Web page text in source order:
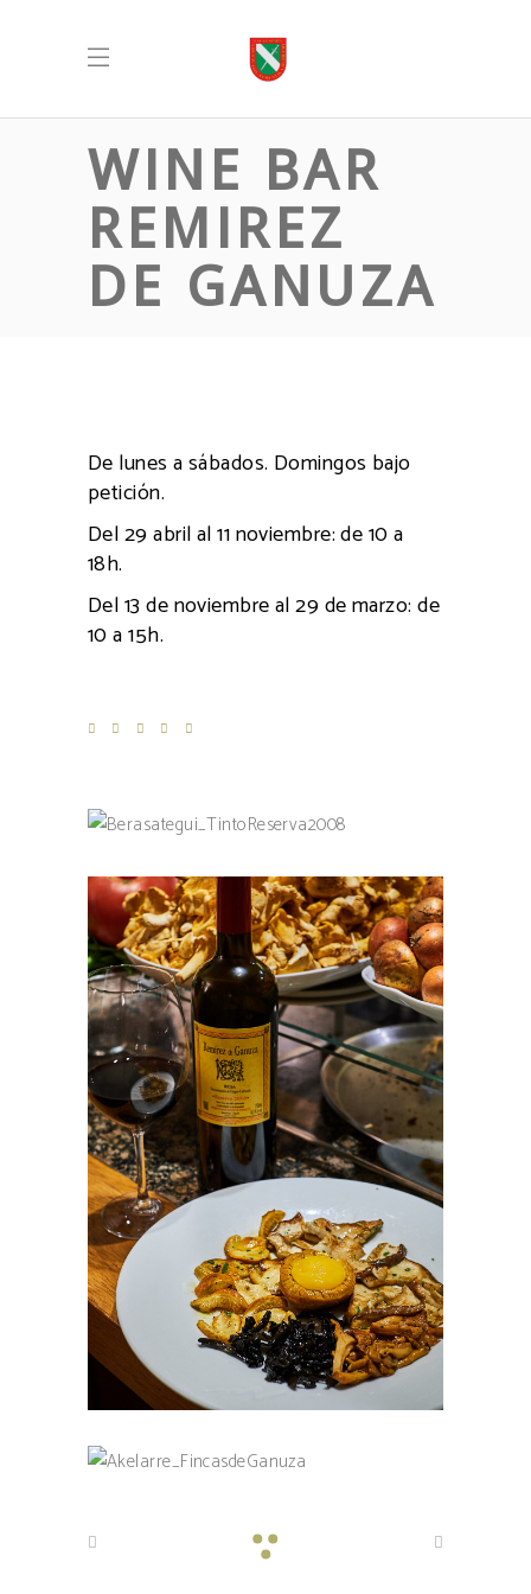
WINE BAR
REMIREZ
DE GANUZA
De lunes a sábados. Domingos bajo
petición.
Del 29 abril al 11 noviembre: de 10 a
18h.
Del 13 de noviembre al 29 de marzo: de
10 a 15h.